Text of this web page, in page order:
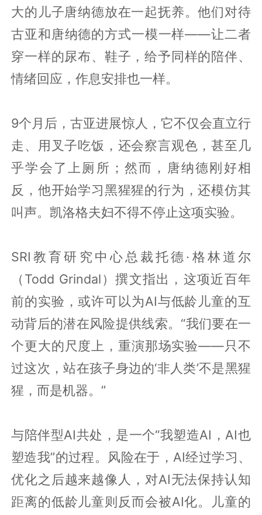
大的儿子唐纳德放在一起抚养。他们对待
古亚和唐纳德的方式一模一样——让二者
穿一样的尿布、鞋子，给予同样的陪伴、
情绪回应，作息安排也一样。
9个月后，古亚进展惊人，它不仅会直立行
走、用叉子吃饭，还会察言观色，甚至几
乎学会了上厕所；然而，唐纳德刚好相
反，他开始学习黑猩猩的行为，还模仿其
叫声。凯洛格夫妇不得不停止这项实验。
SRI教育研究中心总裁托德·格林道尔
（Todd Grindal）撰文指出，这项近百年
前的实验，或许可以为AI与低龄儿童的互
动背后的潜在风险提供线索。“我们要在一
个更大的尺度上，重演那场实验——只不
过这次，站在孩子身边的‘非人类’不是黑猩
猩，而是机器。”
与陪伴型AI共处，是一个“我塑造AI，AI也
塑造我”的过程。风险在于，AI经过学习、
优化之后越来越像人，对AI无法保持认知
距离的低龄儿童则反而会被AI化。儿童的